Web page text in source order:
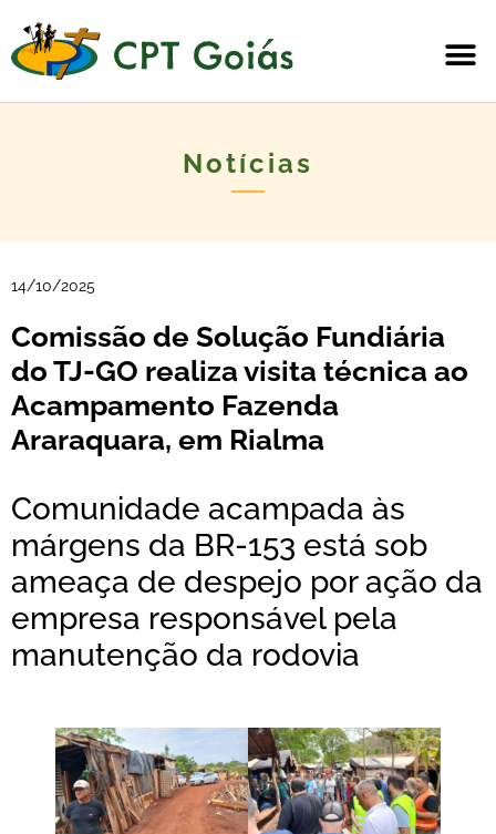
Notícias
14/10/2025
Comissão de Solução Fundiária
do TJ-GO realiza visita técnica ao
Acampamento Fazenda
Araraquara, em Rialma
Comunidade acampada às
márgens da BR-153 está sob
ameaça de despejo por ação da
empresa responsável pela
manutenção da rodovia